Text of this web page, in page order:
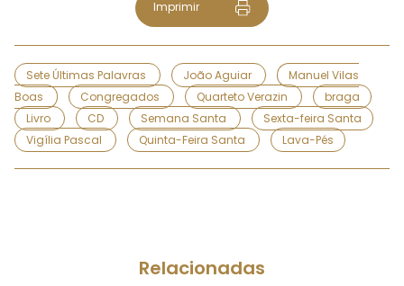
Imprimir
Sete Últimas Palavras João Aguiar
Manuel Vilas
Boas
Congregados Quarteto Verazin
braga
Livro
CD Semana Santa
Sexta-feira Santa
Vigília Pascal
Quinta-Feira Santa Lava-Pés
Relacionadas